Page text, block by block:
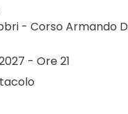
- Corso Armando
- Ore 21